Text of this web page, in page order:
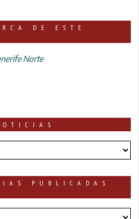
DE ESTE
Norte
PUBLICADAS